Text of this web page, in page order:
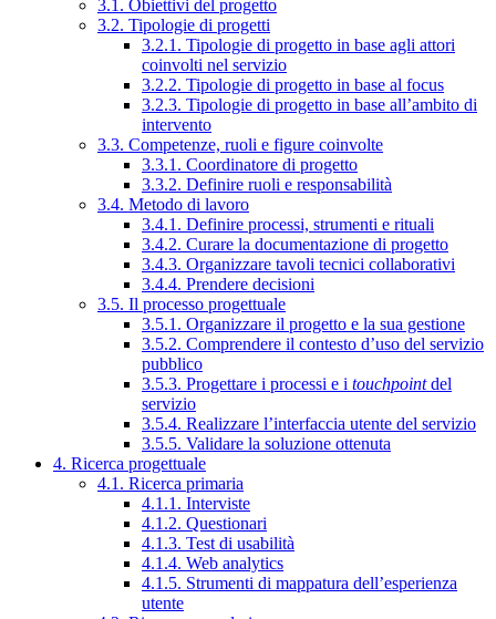
3.1. Obiettivi del progetto
3.2. Tipologie di progetti
3.2.1. Tipologie di progetto in base agli attori
coinvolti nel servizio
3.2.2. Tipologie di progetto in base al focus
3.2.3. Tipologie di progetto in base all’ambito di
intervento
3.3. Competenze, ruoli e figure coinvolte
3.3.1. Coordinatore di progetto
3.3.2. Definire ruoli e responsabilità
3.4. Metodo di lavoro
3.4.1. Definire processi, strumenti e rituali
3.4.2. Curare la documentazione di progetto
3.4.3. Organizzare tavoli tecnici collaborativi
3.4.4. Prendere decisioni
3.5. Il processo progettuale
3.5.1. Organizzare il progetto e la sua gestione
3.5.2. Comprendere il contesto d’uso del servizio
pubblico
3.5.3. Progettare i processi e i touchpointdel
servizio
3.5.4. Realizzare l’interfaccia utente del servizio
3.5.5. Validare la soluzione ottenuta
4. Ricerca progettuale
4.1. Ricerca primaria
4.1.1. Interviste
4.1.2. Questionari
4.1.3. Test di usabilità
4.1.4. Web analytics
4.1.5. Strumenti di mappatura dell’esperienza
utente